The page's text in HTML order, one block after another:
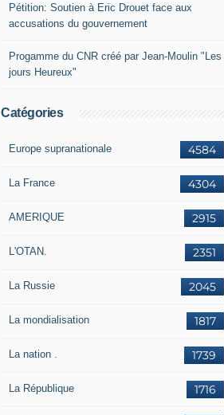
Pétition: Soutien à Eric Drouet face aux
accusations du gouvernement
Progamme du CNR créé par Jean-Moulin "Les
jours Heureux"
Catégories
4584
Europe supranationale
4304
La France
2915
AMERIQUE
2351
L'OTAN.
2045
La Russie
1817
La mondialisation
1739
La nation .
1716
La République